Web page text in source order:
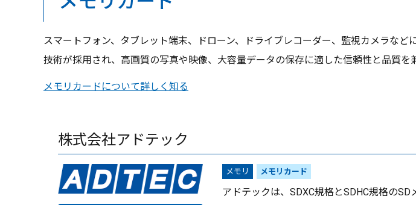
スマートフォン、タブレット端末、ドローン、ドライブレコーダー、監視カメラな
技術が採用され、高画質の写真や映像、大容量データの保存に適した信頼性と品質を
メモリカードについて詳しく知る
株式会社アドテック
メモリ メモリカード
アドテックは、SDXC規格とSDHC規格の